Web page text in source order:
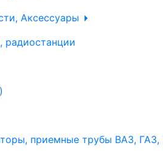
Аксессуары
радиостанции
приемные трубы ВАЗ, ГАЗ,